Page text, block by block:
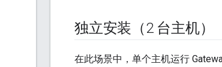
独立安装（2 台主机）
在此场景中，单个主机运行